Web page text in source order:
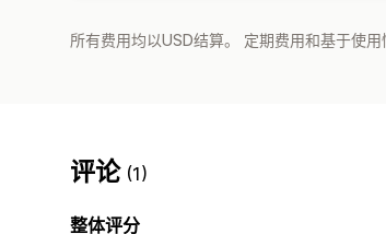
所有费用均以USD结算。 定期费用和基于使用
评论 (1)
整体评分